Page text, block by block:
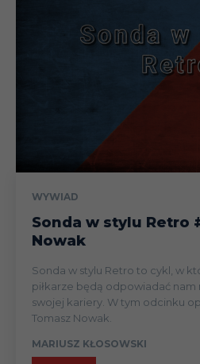
WYWIAD
Sonda w stylu Retro
Nowak
Sonda w stylu Retro to cykl, w
piłkarze będą odpowiadać
swojej kariery. W tym odcinku
Tomasz Nowak.
MARIUSZ KŁOSOWSKI